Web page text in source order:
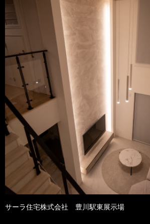
サーラ住宅株式会社 豊川駅東展示場